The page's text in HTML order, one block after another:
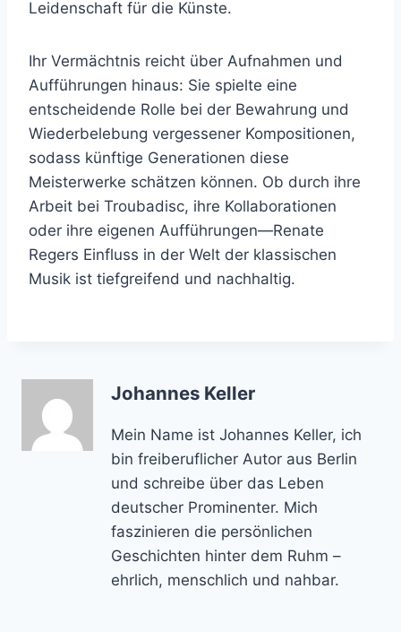
Leidenschaft für die Künste.
Ihr Vermächtnis reicht über Aufnahmen und
Aufführungen hinaus: Sie spielte eine
entscheidende Rolle bei der Bewahrung und
Wiederbelebung vergessener Kompositionen,
sodass künftige Generationen diese
Meisterwerke schätzen können. Ob durch ihre
Arbeit bei Troubadisc, ihre Kollaborationen
oder ihre eigenen Aufführungen—Renate
Regers Einfluss in der Welt der klassischen
Musik ist tiefgreifend und nachhaltig.
Johannes Keller
Mein Name ist Johannes Keller, ich
bin freiberuflicher Autor aus Berlin
und schreibe über das Leben
deutscher Prominenter. Mich
faszinieren die persönlichen
Geschichten hinter dem Ruhm –
ehrlich, menschlich und nahbar.